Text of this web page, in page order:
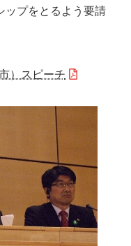
ップをとるよう要請
）スピーチ